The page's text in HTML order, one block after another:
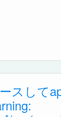
スして